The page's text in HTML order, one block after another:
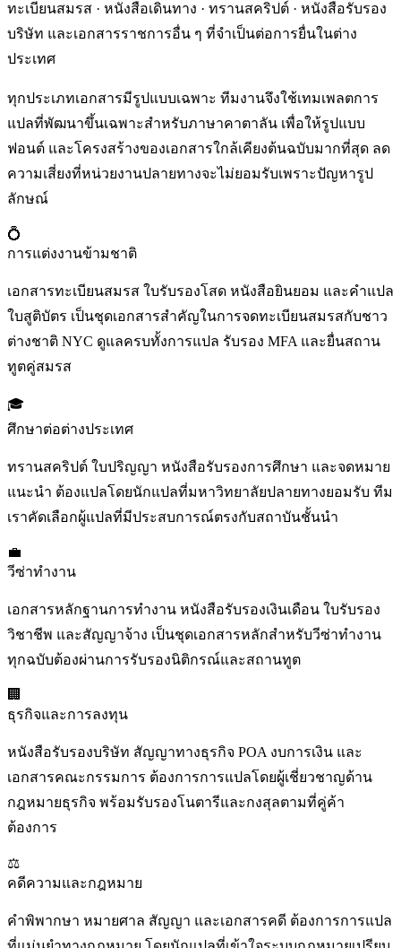
ทะเบียนสมรส · หนังสือเดินทาง · ทรานสคริปต์ · หนังสือรับรอง
บริษัท และเอกสารราชการอื่น ๆ ที่จำเป็นต่อการยื่นในต่าง
ประเทศ
ทุกประเภทเอกสารมีรูปแบบเฉพาะ ทีมงานจึงใช้เทมเพลตการ
แปลที่พัฒนาขึ้นเฉพาะสำหรับภาษาคาตาลัน เพื่อให้รูปแบบ
ฟอนต์ และโครงสร้างของเอกสารใกล้เคียงต้นฉบับมากที่สุด ลด
ความเสี่ยงที่หน่วยงานปลายทางจะไม่ยอมรับเพราะปัญหารูป
ลักษณ์
💍
การแต่งงานข้ามชาติ
เอกสารทะเบียนสมรส ใบรับรองโสด หนังสือยินยอม และคำแปล
ใบสูติบัตร เป็นชุดเอกสารสำคัญในการจดทะเบียนสมรสกับชาว
ต่างชาติ NYC ดูแลครบทั้งการแปล รับรอง MFA และยื่นสถาน
ทูตคู่สมรส
🎓
ศึกษาต่อต่างประเทศ
ทรานสคริปต์ ใบปริญญา หนังสือรับรองการศึกษา และจดหมาย
แนะนำ ต้องแปลโดยนักแปลที่มหาวิทยาลัยปลายทางยอมรับ ทีม
เราคัดเลือกผู้แปลที่มีประสบการณ์ตรงกับสถาบันชั้นนำ
💼
วีซ่าทำงาน
เอกสารหลักฐานการทำงาน หนังสือรับรองเงินเดือน ใบรับรอง
วิชาชีพ และสัญญาจ้าง เป็นชุดเอกสารหลักสำหรับวีซ่าทำงาน
ทุกฉบับต้องผ่านการรับรองนิติกรณ์และสถานทูต
🏢
ธุรกิจและการลงทุน
หนังสือรับรองบริษัท สัญญาทางธุรกิจ POA งบการเงิน และ
เอกสารคณะกรรมการ ต้องการการแปลโดยผู้เชี่ยวชาญด้าน
กฎหมายธุรกิจ พร้อมรับรองโนตารีและกงสุลตามที่คู่ค้า
ต้องการ
⚖️
คดีความและกฎหมาย
คำพิพากษา หมายศาล สัญญา และเอกสารคดี ต้องการการแปล